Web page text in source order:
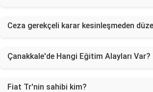
Ceza gerekçeli karar kesinleşmeden
Çanakkale'de Hangi Eğitim Alayları Var?
Fiat Tr'nin sahibi kim?